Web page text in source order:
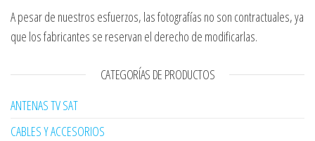
A pesar de nuestros esfuerzos, las fotografías no son contractuales, ya
que los fabricantes se reservan el derecho de modificarlas.
CATEGORÍAS DE PRODUCTOS
ANTENAS TV SAT
CABLES Y ACCESORIOS